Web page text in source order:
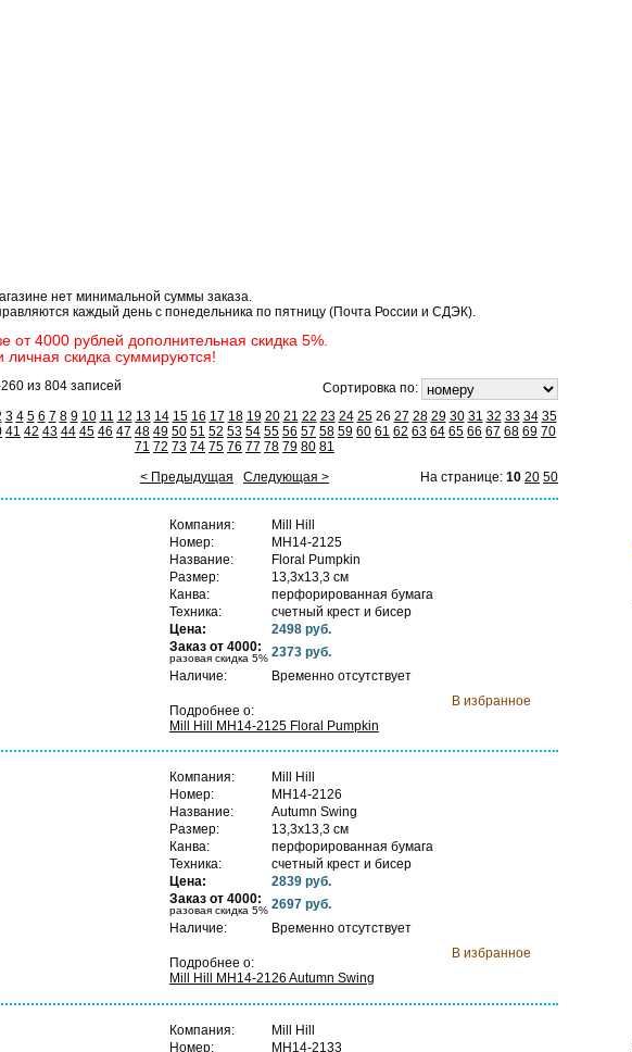
нет минимальной суммы заказа.
каждый день с понедельника по пятницу (Почта России и СДЭК).
от 4000 рублей дополнительная скидка 5%.
личная скидка суммируются!
из 804 записей
Сортировка по:
3 4 5 6 7 8 9 10 11 12 13 14 15 16 17 18 19 20 21 22 23 24 2526 27 28 29 30 31 32 33 34 35
41 42 43 44 45 46 47 48 49 50 51 52 53 54 55 56 57 58 59 60 61 62 63 64 65 66 67 68 69 70
71 72 73 74 75 76 77 78 79 80 81
< Предыдущая
Следующая > На странице: 10 20 50
Компания:
Mill Hill
Номер:
MH14-2125
Название:
Floral Pumpkin
Размер:
13,3х13,3 см
Канва:
перфорированная бумага
Техника:
счетный крест и бисер
Цена:
2498 руб.
Заказ от 4000:
разовая скидка 5% 2373 руб.
Наличие:
Временно отсутствует
В избранное
Подробнее о:
Mill Hill MH14-2125 Floral Pumpkin
Компания:
Mill Hill
Номер:
MH14-2126
Название:
Autumn Swing
Размер:
13,3х13,3 см
Канва:
перфорированная бумага
Техника:
счетный крест и бисер
Цена:
2839 руб.
Заказ от 4000:
разовая скидка 5% 2697 руб.
Наличие:
Временно отсутствует
В избранное
Подробнее о:
Mill Hill MH14-2126 Autumn Swing
Компания:
Mill Hill
Номер:
MH14-2133